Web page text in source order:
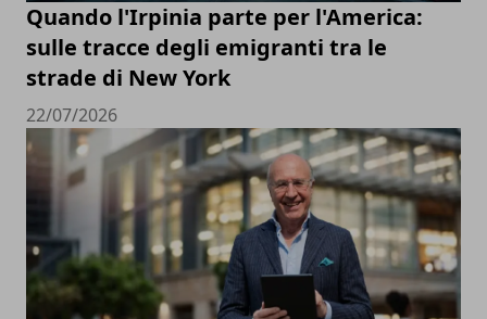
Quando l'Irpinia parte per l'America:
sulle tracce degli emigranti tra le
strade di New York
22/07/2026